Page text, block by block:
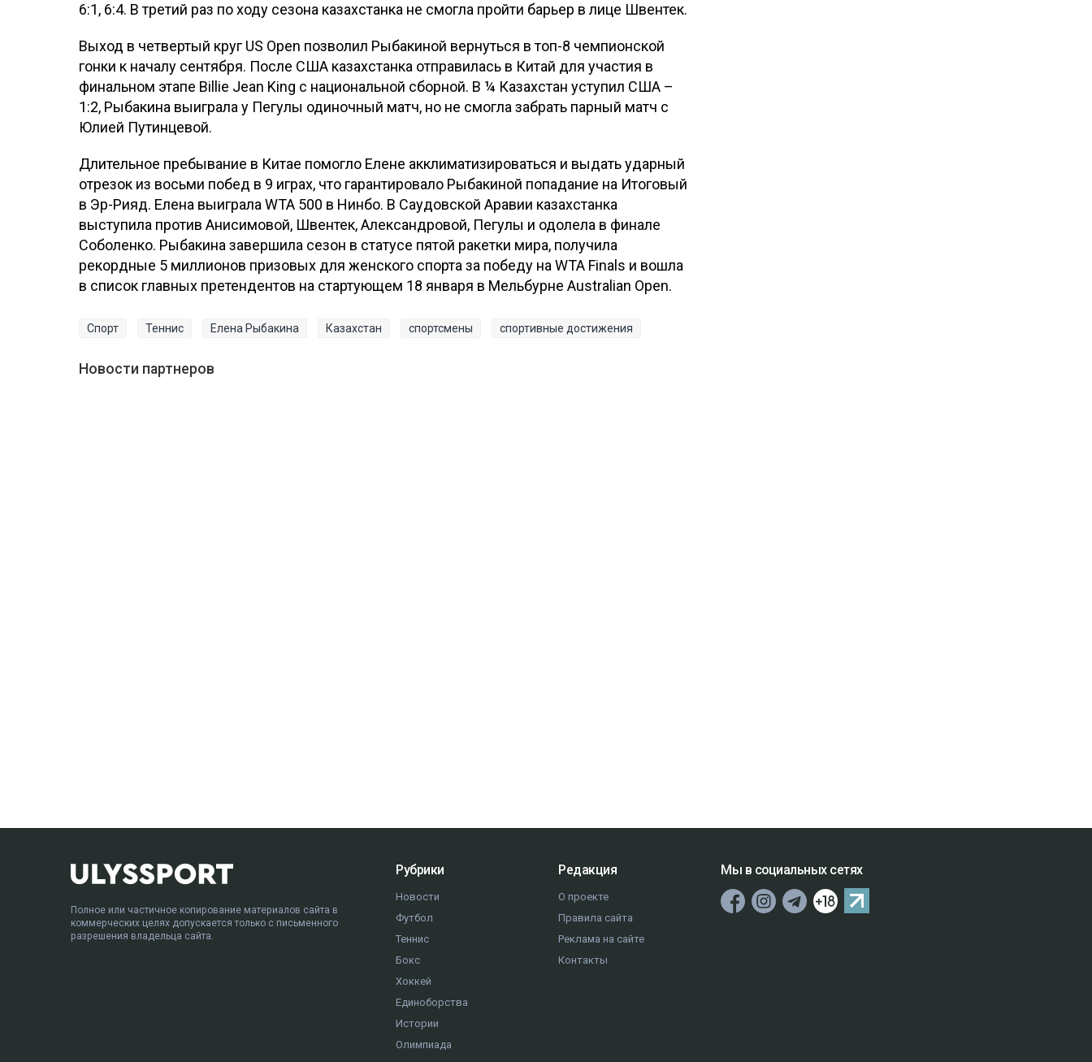
6:1, 6:4. В третий раз по ходу сезона казахстанка не смогла пройти барьер в лице Швентек.
Выход в четвертый круг US Open позволил Рыбакиной вернуться в топ-8 чемпионской
гонки к началу сентября. После США казахстанка отправилась в Китай для участия в
финальном этапе Billie Jean King с национальной сборной. В ¼ Казахстан уступил США –
1:2, Рыбакина выиграла у Пегулы одиночный матч, но не смогла забрать парный матч с
Юлией Путинцевой.
Длительное пребывание в Китае помогло Елене акклиматизироваться и выдать ударный
отрезок из восьми побед в 9 играх, что гарантировало Рыбакиной попадание на Итоговый
в Эр-Рияд. Елена выиграла WTA 500 в Нинбо. В Саудовской Аравии казахстанка
выступила против Анисимовой, Швентек, Александровой, Пегулы и одолела в финале
Соболенко. Рыбакина завершила сезон в статусе пятой ракетки мира, получила
рекордные 5 миллионов призовых для женского спорта за победу на WTA Finals и вошла
в список главных претендентов на стартующем 18 января в Мельбурне Australian Open.
Спорт Теннис Елена Рыбакина Казахстан спортсмены спортивные достижения
Новости партнеров
Полное или частичное копирование материалов сайта в
коммерческих целях допускается только с письменного
разрешения владельца сайта.
Рубрики
Новости
Футбол
Теннис
Бокс
Хоккей
Единоборства
Истории
Олимпиада
Редакция
О проекте
Правила сайта
Реклама на сайте
Контакты
Мы в социальных сетях